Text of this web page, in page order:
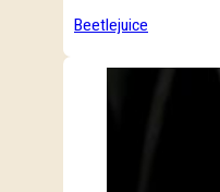
Beetlejuice